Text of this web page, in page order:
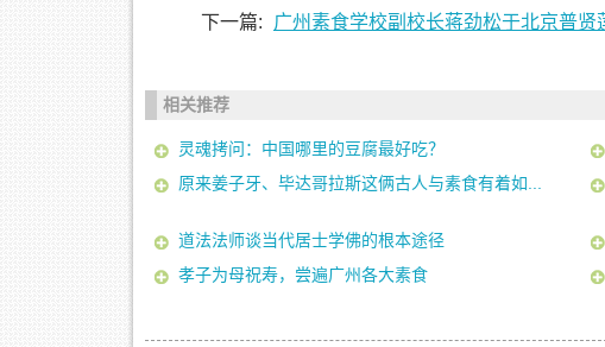
下一篇:
广州素食学校副校长蒋劲松于北京普贤
相关推荐
灵魂拷问：中国哪里的豆腐最好吃？
原来姜子牙、毕达哥拉斯这俩古人与素食有着如...
道法法师谈当代居士学佛的根本途径
孝子为母祝寿，尝遍广州各大素食